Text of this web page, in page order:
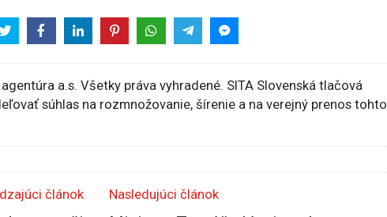
a.s. Všetky práva vyhradené. SITA Slovenská tlačová
súhlas na rozmnožovanie, šírenie a na verejný prenos tohto
článok Nasledujúci článok